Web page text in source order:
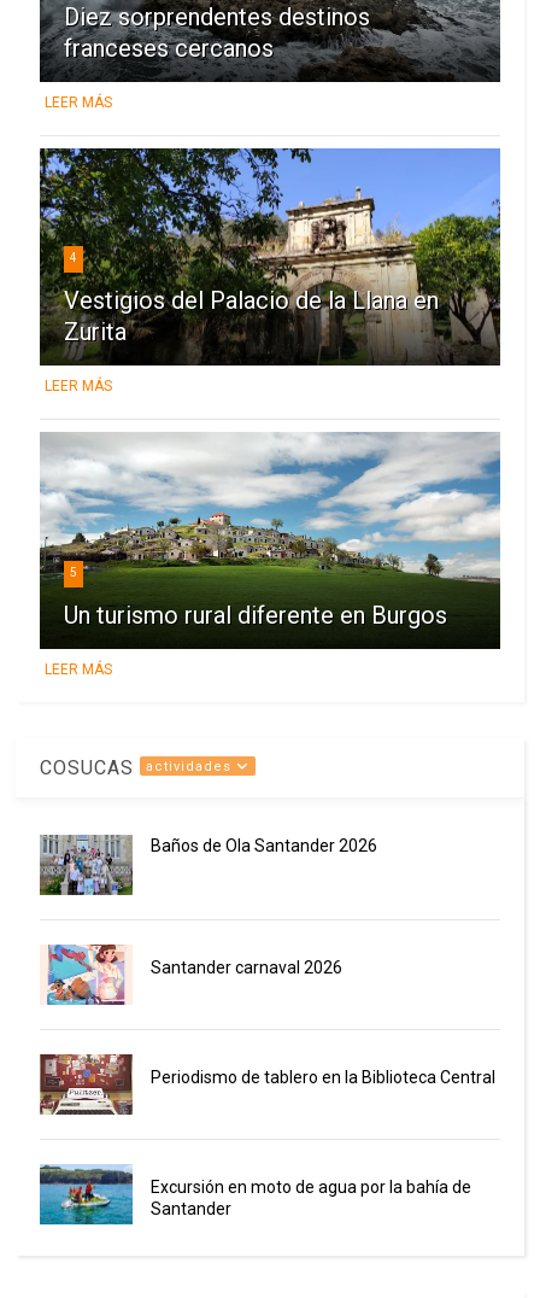
Diez sorprendentes destinos
franceses cercanos
LEER MÁS
4
Vestigios del Palacio de la Llana en
Zurita
LEER MÁS
5
Un turismo rural diferente en Burgos
LEER MÁS
COSUCAS actividades
Baños de Ola Santander 2026
Santander carnaval 2026
Periodismo de tablero en la Biblioteca Central
Excursión en moto de agua por la bahía de
Santander